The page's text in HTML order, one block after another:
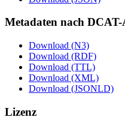
Metadaten nach DCAT-
Download (N3)
Download (RDF)
Download (TTL)
Download (XML)
Download (JSONLD)
Lizenz